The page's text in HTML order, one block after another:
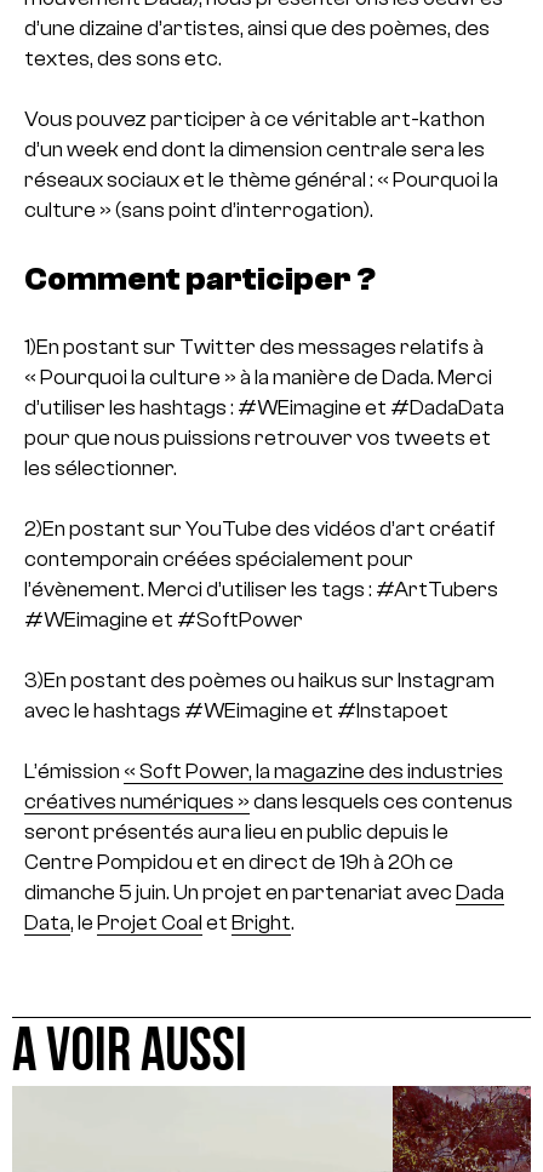
d’une dizaine d’artistes, ainsi que des poèmes, des
textes, des sons etc.
Vous pouvez participer à ce véritable art-kathon
d’un week end dont la dimension centrale sera les
réseaux sociaux et le thème général : « Pourquoi la
culture » (sans point d’interrogation).
Comment participer ?
1)En postant sur Twitter des messages relatifs à
« Pourquoi la culture » à la manière de Dada. Merci
d’utiliser les hashtags : #WEimagine et #DadaData
pour que nous puissions retrouver vos tweets et
les sélectionner.
2)En postant sur YouTube des vidéos d’art créatif
contemporain créées spécialement pour
l’évènement. Merci d’utiliser les tags : #ArtTubers
#WEimagine et #SoftPower
3)En postant des poèmes ou haikus sur Instagram
avec le hashtags #WEimagine et #Instapoet
L’émission « Soft Power, la magazine des industries
créatives numériques » dans lesquels ces contenus
seront présentés aura lieu en public depuis le
Centre Pompidou et en direct de 19h à 20h ce
dimanche 5 juin. Un projet en partenariat avec Dada
Data, le Projet Coal et Bright.
A VOIR AUSSI